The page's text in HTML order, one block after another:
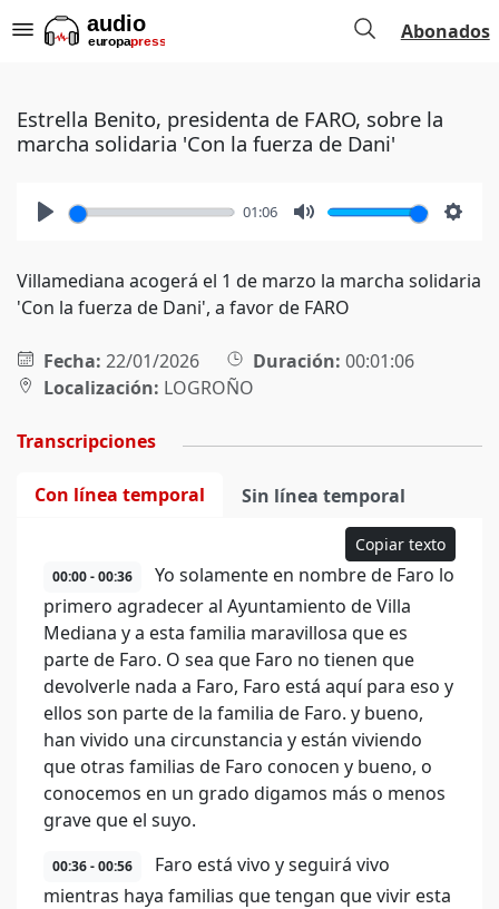
Abonados
Estrella Benito, presidenta de FARO, sobre la
marcha solidaria 'Con la fuerza de Dani'
01:06
Villamediana acogerá el 1 de marzo la marcha solidaria
'Con la fuerza de Dani', a favor de FARO
Fecha: 22/01/2026 Duración: 00:01:06
Localización: LOGROÑO
Transcripciones
Con línea temporal Sin línea temporal
Copiar texto
00:00 - 00:36
Yo solamente en nombre de Faro lo
primero agradecer al Ayuntamiento de Villa
Mediana y a esta familia maravillosa que es
parte de Faro. O sea que Faro no tienen que
devolverle nada a Faro, Faro está aquí para eso y
ellos son parte de la familia de Faro. y bueno,
han vivido una circunstancia y están viviendo
que otras familias de Faro conocen y bueno, o
conocemos en un grado digamos más o menos
grave que el suyo.
00:36 - 00:56
Faro está vivo y seguirá vivo
mientras haya familias que tengan que vivir esta